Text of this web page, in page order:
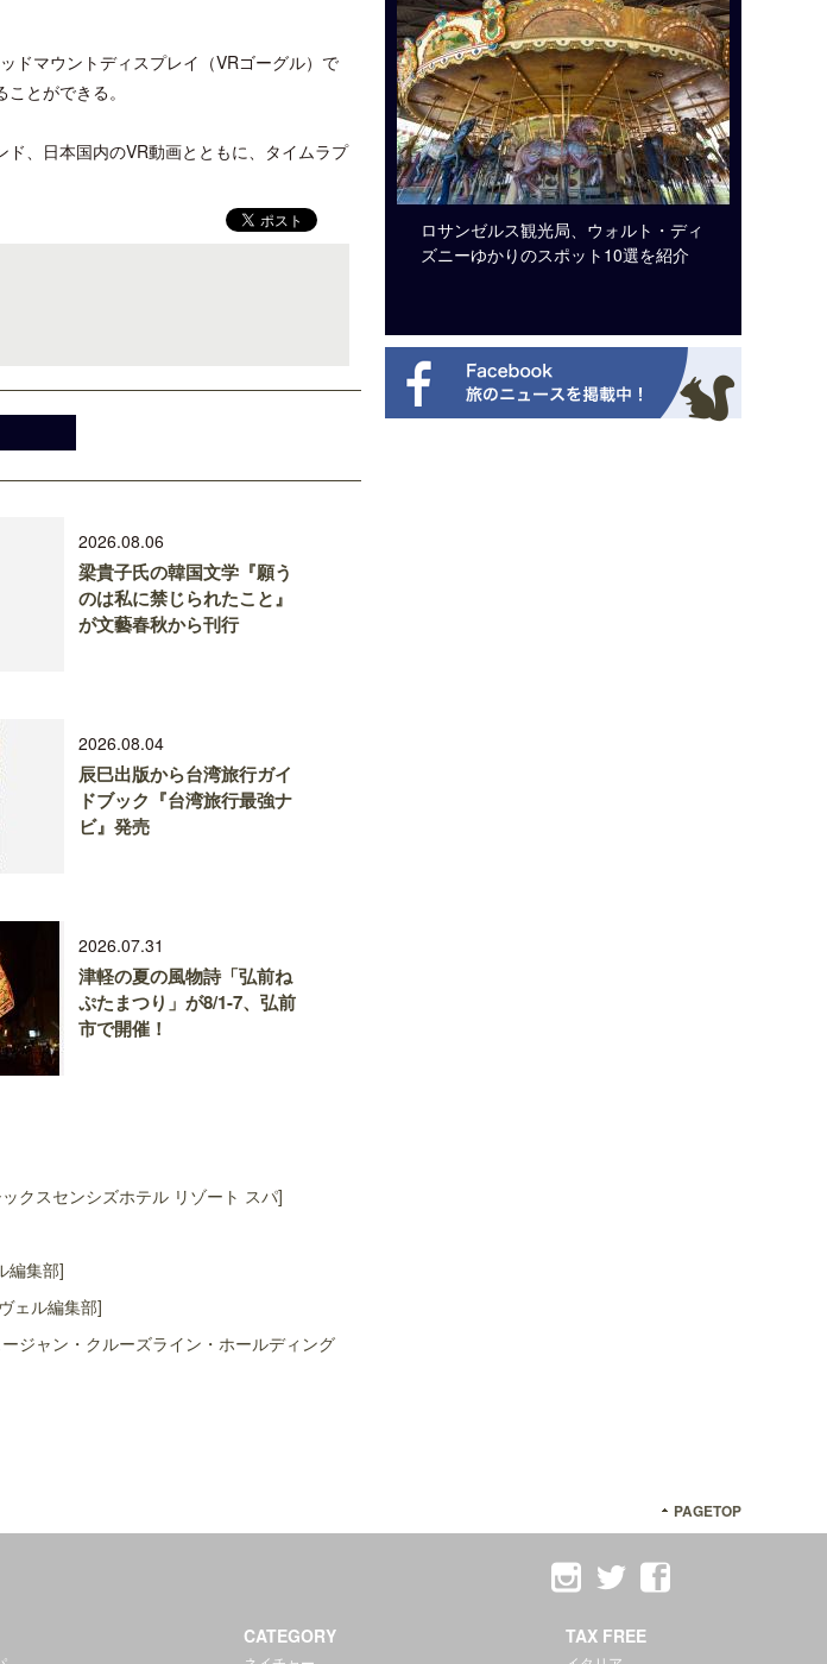
ドマウントディスプレイ（VRゴーグル）で
とができる。
、日本国内のVR動画とともに、タイムラプ
2026.08.06
梁貴子氏の韓国文学『願う
のは私に禁じられたこと』
が文藝春秋から刊行
2026.08.04
辰巳出版から台湾旅行ガイ
ドブック『台湾旅行最強ナ
ビ』発売
2026.07.31
津軽の夏の風物詩「弘前ね
ぷたまつり」が8/1-7、弘前
市で開催！
クスセンシズホテル リゾート スパ]
編集部]
ェル編集部]
ジャン・クルーズライン・ホールディング
開業50周年に合わせ「ザ ビュッフェ
ロサンゼルス観光局、ウォルト・ディ
ズニーゆかりのスポット10選を紹介
PAGETOP
CATEGORY TAX FREE